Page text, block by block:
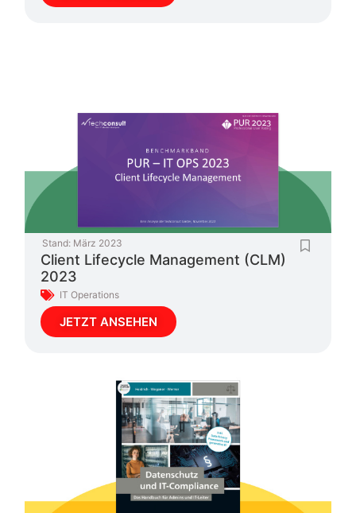
Stand: März 2023
Client Lifecycle Management (CLM)
2023
IT Operations
JETZT ANSEHEN